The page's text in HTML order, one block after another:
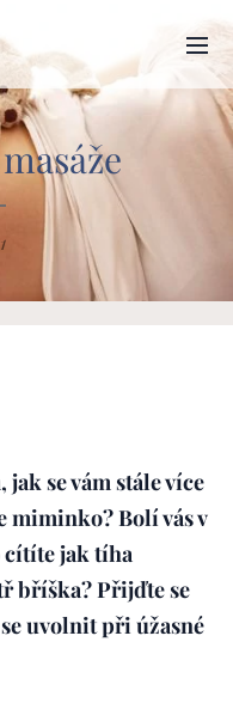
se vám stále více
miminko?Bolí vás v
cítíte jak tíha
bříška? Přijďte se
uvolnit při úžasné